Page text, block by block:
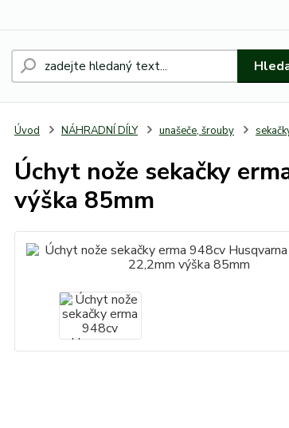
Úvod NÁHRADNÍ DÍLY unašeče, šrouby
Úchyt nože sekačky
výška 85mm